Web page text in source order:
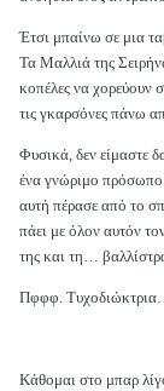
Έτσι μπαίνω σε μια
Τα Μαλλιά της
κοπέλες να χορεύουν
τις γκαρσόνες πάνω
Φυσικά, δεν είμαστε
ένα γνώριμο
αυτή πέρασε από το
πάει με όλον αυτόν
της και τη…
Πφφφ.
Κάθομαι στο μπαρ